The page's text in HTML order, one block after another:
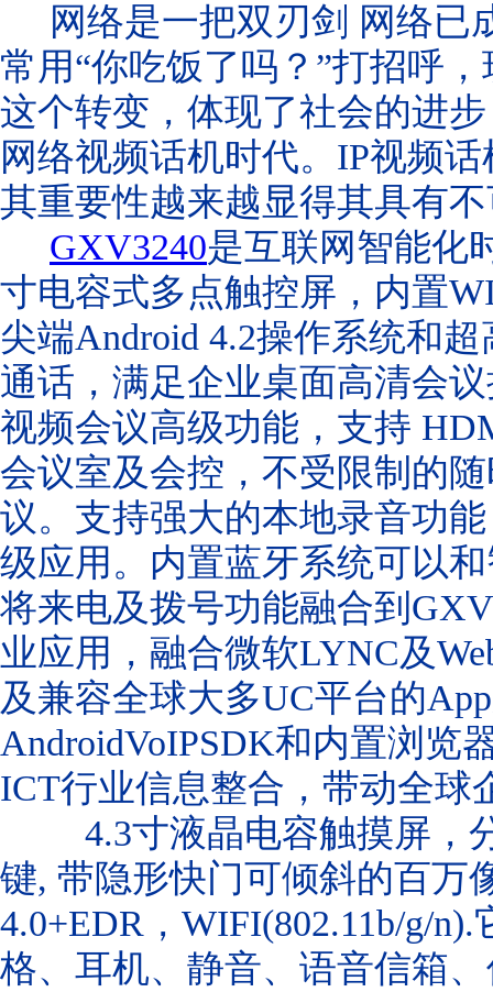
网络是一把双刃剑 网络已
常用“你吃饭了吗？”打招呼
这个转变，体现了社会的进
网络视频话机时代。IP视频
其重要性越来越显得其具有
GXV3240是互联网智能化
寸电容式多点触控屏，内置
尖端Android 4.2操作系统和
通话，满足企业桌面高清会
视频会议高级功能，支持
会议室及会控，不受限制的
议。支持强大的本地录音功
级应用。内置蓝牙系统可以
将来电及拨号功能融合到
业应用，融合微软LYNC及
及兼容全球大多UC平台的
AndroidVoIPSDK和内置浏
ICT行业信息整合，带动全球
4.3寸液晶电容触摸屏，分
键, 带隐形快门可倾斜的百万
4.0+EDR，WIFI(802.11b/g/
格、耳机、静音、语音信箱